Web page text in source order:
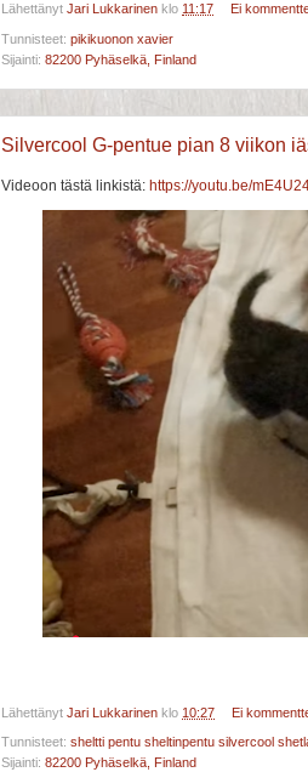
Lähettänyt Jari Lukkarinen klo 11:17 Ei
Tunnisteet: pikikuonon xavier
Sijainti: 82200 Pyhäselkä, Finland
Silvercool G-pentue pian 8 viikon
Videoon tästä linkistä: https://youtu.be/
Lähettänyt Jari Lukkarinen klo 10:27 Ei
Tunnisteet: sheltti pentu sheltinpentu silvercool
Sijainti: 82200 Pyhäselkä, Finland